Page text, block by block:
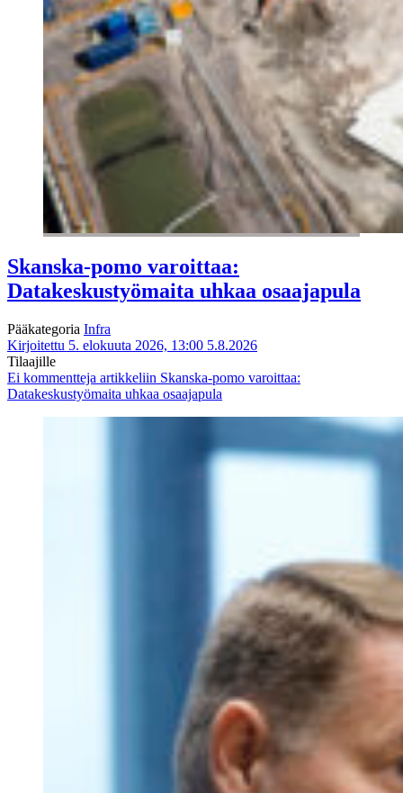
Skanska-pomo varoittaa:
Datakeskustyömaita uhkaa osaajapula
Pääkategoria Infra
Kirjoitettu 5. elokuuta 2026, 13:00 5.8.2026
Tilaajille
Ei kommentteja artikkeliin Skanska-pomo varoittaa:
Datakeskustyömaita uhkaa osaajapula